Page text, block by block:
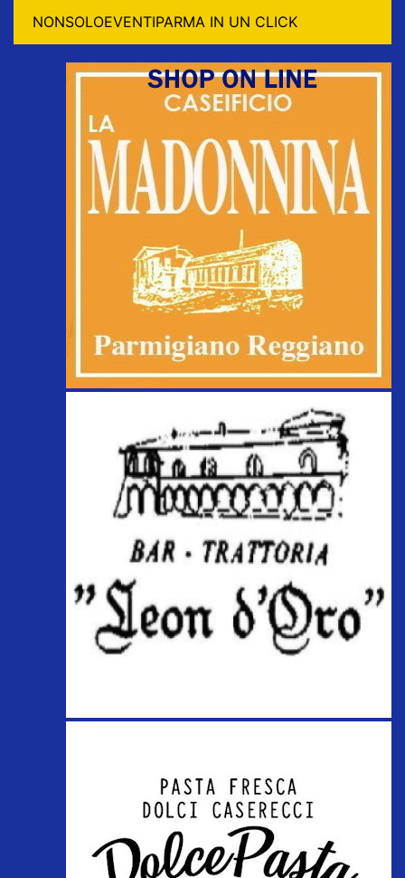
NONSOLOEVENTIPARMA IN UN CLICK